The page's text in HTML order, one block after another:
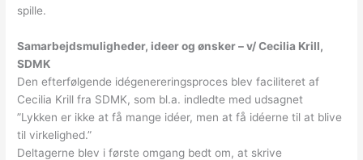
spille.
Samarbejdsmuligheder, ideer og ønsker – v/ Cecilia Krill,
SDMK
Den efterfølgende idégenereringsproces blev faciliteret af
Cecilia Krill fra SDMK, som bl.a. indledte med udsagnet
”Lykken er ikke at få mange idéer, men at få idéerne til at blive
til virkelighed.”
Deltagerne blev i første omgang bedt om, at skrive